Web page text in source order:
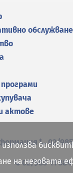
обслужване
актове
02/985
02/985 11 384
на неговата